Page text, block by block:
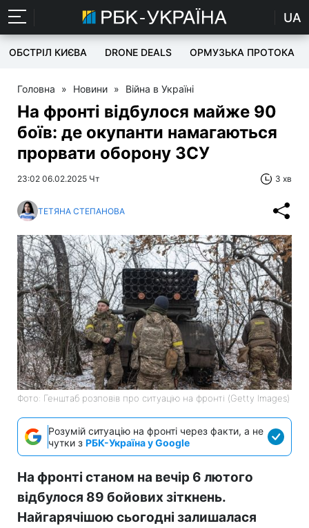
UA
ОБСТРІЛ КИЄВА DRONE DEALS ОРМУЗЬКА ПРОТОКА
Головна » Новини » Війна в Україні
На фронті відбулося майже 90
боїв: де окупанти намагаються
прорвати оборону ЗСУ
23:02 06.02.2025 Чт 3 хв
ТЕТЯНА СТЕПАНОВА
Фото: Генштаб розповів про ситуацію на фронті (Getty Images)
Розумій ситуацію на фронті через факти, а не
чутки з РБК-Україна у Google
На фронті станом на вечір 6 лютого
відбулося 89 бойових зіткнень.
Найгарячішою сьогодні залишалася